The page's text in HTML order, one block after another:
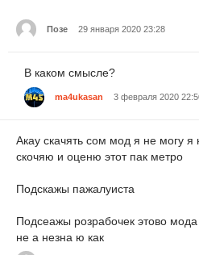
Позе 29 января 2020 23:28
В каком смысле?
ma4ukasan 3 февраля 2020
Акау скачять сом мод я не могу
скочяю и оценю этот пак метро
Подскажы пажалуиста
Подсеажы розрабочек этово
не а незна ю как